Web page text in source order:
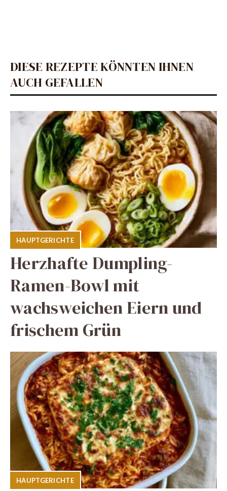
DIESE REZEPTE KÖNNTEN IHNEN
AUCH GEFALLEN
HAUPTGERICHTE
Herzhafte Dumpling-
Ramen-Bowl mit
wachsweichen Eiern und
frischem Grün
HAUPTGERICHTE